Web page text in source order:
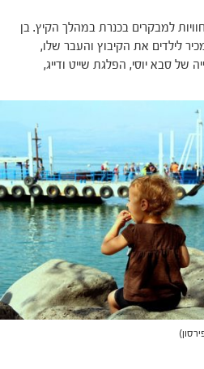
למבקרים בכנרת במהלך הקיץ. בן
לילדים את הקיבוץ והעבר שלו,
של סבא יוסי, הפלגת שייט ודייג,